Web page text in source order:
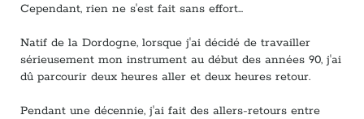
Cependant, rien ne s'est fait sans effort...
Natif de la Dordogne, lorsque j'ai décidé de travailler
sérieusement mon instrument au début des années 90, j'ai
dû parcourir deux heures aller et deux heures retour.
Pendant une décennie, j'ai fait des allers-retours entre